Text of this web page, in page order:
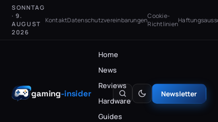
SONNTAG
· 9.
AUGUST
2026
KontaktDatenschutzvereinbarungenCookie-
Richtlinien
gaming-insider
Home
News
Reviews
Hardware
Guides
Newsletter